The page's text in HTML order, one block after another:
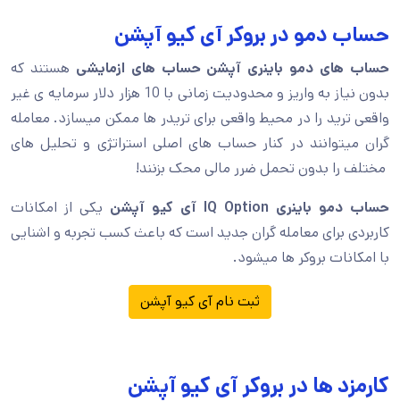
حساب دمو در بروکر آی کیو آپشن
حساب های دمو باینری آپشن حساب های ازمایشی هستند که
بدون نیاز به واریز و محدودیت زمانی با 10 هزار دلار سرمایه ی غیر
واقعی ترید را در محیط واقعی برای تریدر ها ممکن میسازد. معامله
گران میتوانند در کنار حساب های اصلی استراتژی و تحلیل های
مختلف را بدون تحمل ضرر مالی محک بزنند!
حساب دمو باینری IQ Option آی کیو آپشن
یکی از امکانات
کاربردی برای معامله گران جدید است که باعث کسب تجربه و اشنایی
با امکانات بروکر ها میشود.
ثبت نام آی کیو آپشن
کارمزد ها در بروکر آی کیو آپشن